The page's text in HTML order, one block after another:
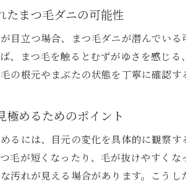
セルフチェッ
まつ毛ダニ
まつ毛ダニ
セルフチェ
まつ毛ダニ
たまつ毛ダニの可能性
目立つ場合、まつ毛ダニが潜んでい
、まつ毛を触るとむずがゆさを感じ
の根元やまぶたの状態を丁寧に確認
極めるためのポイント
るには、目元の変化を具体的に観察
毛が短くなったり、毛が抜けやすく
汚れが見える場合があります。こう